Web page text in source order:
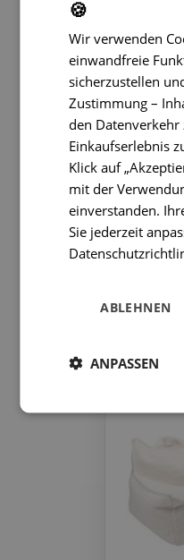
🍪
Wir verwenden
einwandfreie
sicherzustellen
Zustimmung –
den
Einkaufserlebnis
Klick auf
mit der
einverstanden.
Sie jederzeit
ABLEHNEN
ANPASSEN